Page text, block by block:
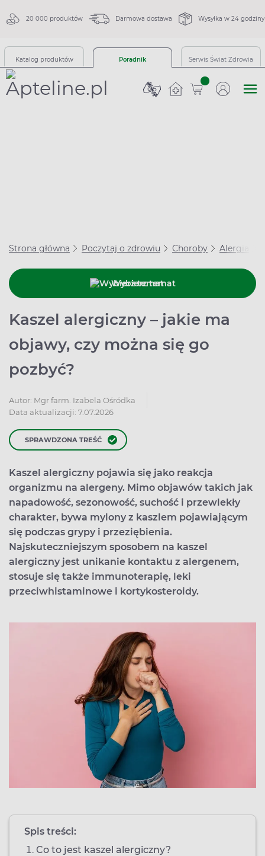
20 000 produktów Darmowa dostawa Wysyłka w 24 godziny
Katalog produktów Poradnik Serwis Świat Zdrowia
sztuk
Strona główna Poczytaj o zdrowiu Choroby Alergia
Wybierz temat
Kaszel alergiczny – jakie ma
objawy, czy można się go
pozbyć?
Autor: Mgr farm. Izabela Ośródka
Data aktualizacji: 7.07.2026
SPRAWDZONA TREŚĆ
Kaszel alergiczny pojawia się jako reakcja
organizmu na alergeny. Mimo objawów takich jak
napadowość, sezonowość, suchość i przewlekły
charakter, bywa mylony z kaszlem pojawiającym
się podczas grypy i przeziębienia.
Najskuteczniejszym sposobem na kaszel
alergiczny jest unikanie kontaktu z alergenem,
stosuje się także immunoterapię, leki
przeciwhistaminowe i kortykosteroidy.
Spis treści:
Co to jest kaszel alergiczny?